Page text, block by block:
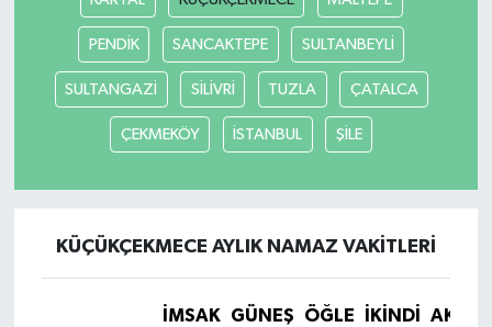
PENDİK SANCAKTEPE SULTANBEYLİ
SULTANGAZİ SİLİVRİ TUZLA ÇATALCA
ÇEKMEKÖY İSTANBUL ŞİLE
KÜÇÜKÇEKMECE AYLIK NAMAZ VAKITLERI
İMSAK GÜNEŞ ÖĞLE İKINDI